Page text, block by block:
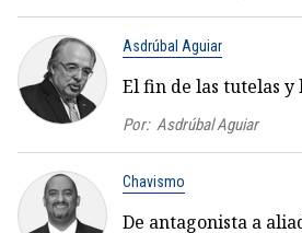
Asdrúbal Aguiar
El fin de las tutelas
Por: Asdrúbal Aguiar
Chavismo
De antagonista a